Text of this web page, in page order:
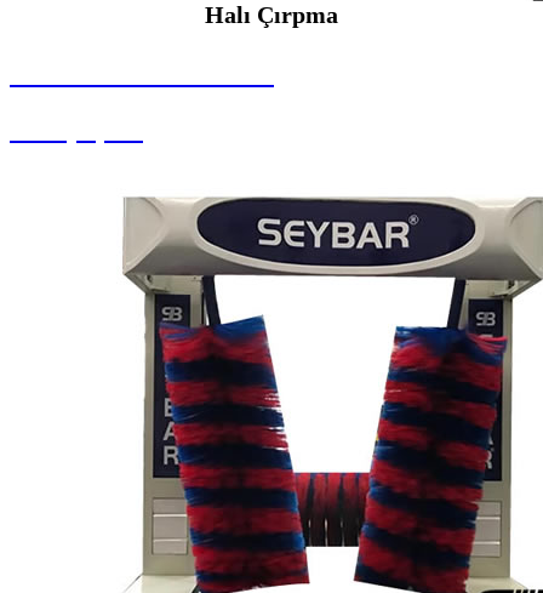
Halı Çırpma